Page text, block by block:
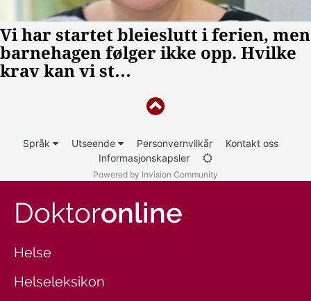
Språk Utseende Personvernvilkår
Kontakt oss
Informasjonskapsler
Powered by Invision Community
Doktoronline
Helse
Helseleksikon